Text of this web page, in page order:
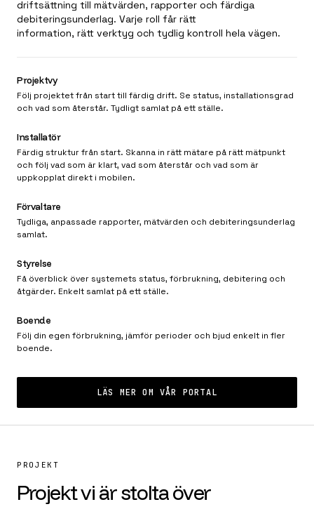
driftsättning till mätvärden, rapporter och färdiga
debiteringsunderlag. Varje roll får rätt
information, rätt verktyg och tydlig kontroll hela vägen.
Projektvy
Följ projektet från start till färdig drift. Se status, installationsgrad
och vad som återstår. Tydligt samlat på ett ställe.
Installatör
Färdig struktur från start. Skanna in rätt mätare på rätt mätpunkt
och följ vad som är klart, vad som återstår och vad som är
uppkopplat direkt i mobilen.
Förvaltare
Tydliga, anpassade rapporter, mätvärden och debiteringsunderlag
samlat.
Styrelse
Få överblick över systemets status, förbrukning, debitering och
åtgärder. Enkelt samlat på ett ställe.
Boende
Följ din egen förbrukning, jämför perioder och bjud enkelt in fler
boende.
LÄS MER OM VÅR PORTAL
PROJEKT
Projekt vi är stolta över